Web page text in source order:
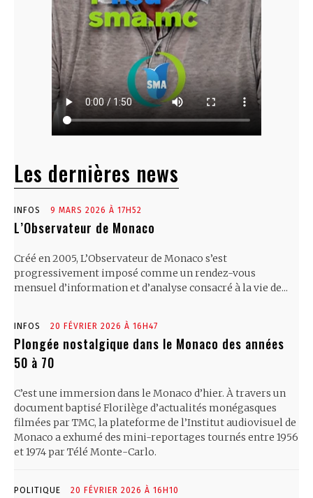
Les dernières news
INFOS 9 MARS 2026 À 17H52
L’Observateur de Monaco
Créé en 2005, L’Observateur de Monaco s’est
progressivement imposé comme un rendez-vous
mensuel d’information et d’analyse consacré à la vie de...
INFOS 20 FÉVRIER 2026 À 16H47
Plongée nostalgique dans le Monaco des années
50 à 70
C’est une immersion dans le Monaco d’hier. À travers un
document baptisé Florilège d’actualités monégasques
filmées par TMC, la plateforme de l’Institut audiovisuel de
Monaco a exhumé des mini-reportages tournés entre 1956
et 1974 par Télé Monte-Carlo.
POLITIQUE 20 FÉVRIER 2026 À 16H10